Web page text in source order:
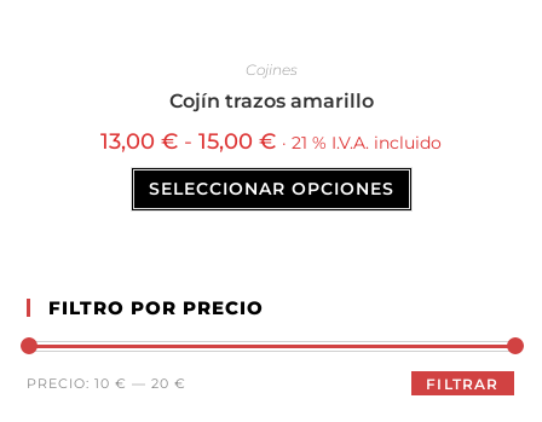
Cojines
Cojín trazos amarillo
13,00 € - 15,00 € · 21 % I.V.A. incluido
SELECCIONAR OPCIONES
FILTRO POR PRECIO
FILTRAR
PRECIO:10 € —20 €